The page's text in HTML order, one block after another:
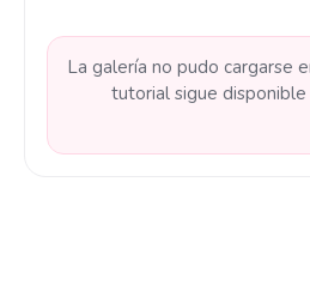
La galería no pudo cargarse
tutorial sigue